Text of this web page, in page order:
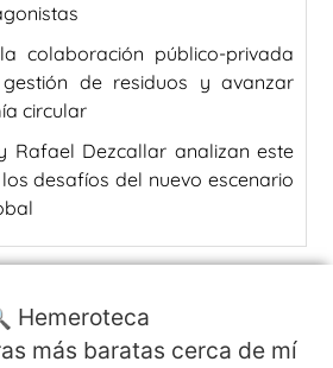
colaboración público-privada
de residuos y avanzar
circular
Rafael Dezcallar analizan este
desafíos del nuevo escenario
Hemeroteca
más baratas cerca de mí